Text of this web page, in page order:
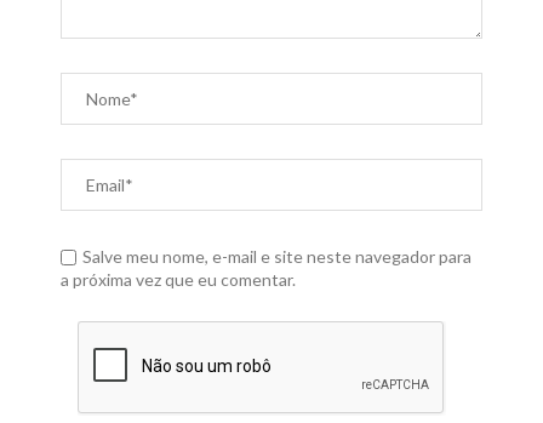
Salve meu nome, e-mail e site neste navegador para
a próxima vez que eu comentar.